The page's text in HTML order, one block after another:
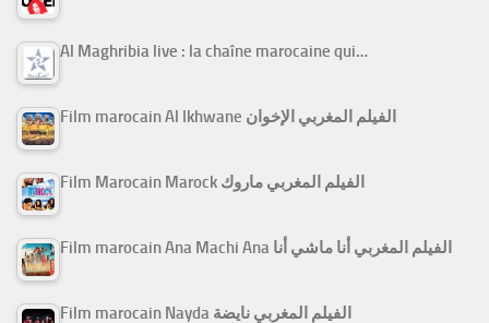
Al Maghribia live : la chaîne marocaine qui…
Film marocain Al Ikhwane الفيلم المغربي الإخوان
Film Marocain Marock الفيلم المغربي ماروك
Film marocain Ana Machi Ana الفيلم المغربي أنا ماشي أنا
Film marocain Nayda الفيلم المغربي نايضة